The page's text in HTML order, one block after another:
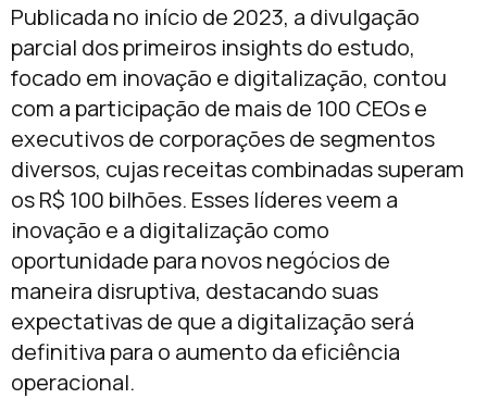
Publicada no início de 2023, a divulgação
parcial dos primeiros insights do estudo,
focado em inovação e digitalização, contou
com a participação de mais de 100 CEOs e
executivos de corporações de segmentos
diversos, cujas receitas combinadas superam
os R$ 100 bilhões. Esses líderes veem a
inovação e a digitalização como
oportunidade para novos negócios de
maneira disruptiva, destacando suas
expectativas de que a digitalização será
definitiva para o aumento da eficiência
operacional.